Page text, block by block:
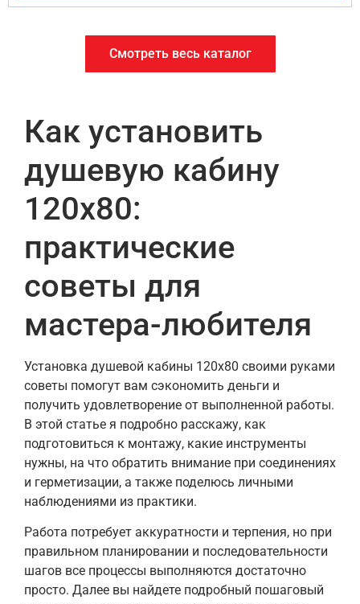
Смотреть весь каталог
Как установить
душевую кабину
120х80:
практические
советы для
мастера-любителя
Установка душевой кабины 120х80 своими руками
советы помогут вам сэкономить деньги и
получить удовлетворение от выполненной работы.
В этой статье я подробно расскажу, как
подготовиться к монтажу, какие инструменты
нужны, на что обратить внимание при соединениях
и герметизации, а также поделюсь личными
наблюдениями из практики.
Работа потребует аккуратности и терпения, но при
правильном планировании и последовательности
шагов все процессы выполняются достаточно
просто. Далее вы найдете подробный пошаговый